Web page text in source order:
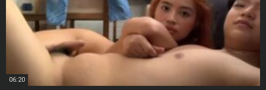
06:20